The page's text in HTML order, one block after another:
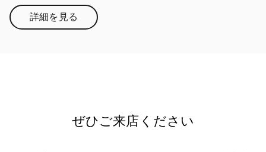
詳細を見るLink Opens in New Tab
ぜひご来店ください